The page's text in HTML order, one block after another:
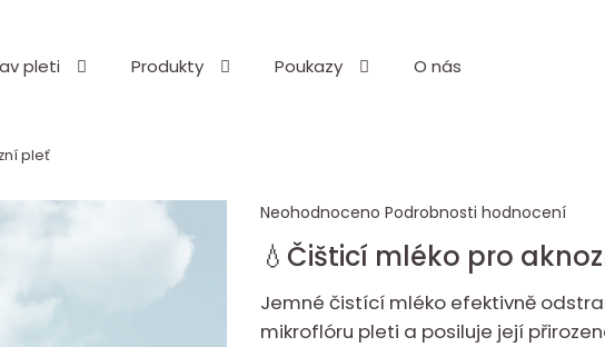
pleti Produkty Poukazy O nás
pleť
Průměrné
hodnocení
produktu
0,0
z
Neohodnoceno Podrobnosti hodnocení
💧Čišticí mléko pro
Jemné čistící mléko efektivně
mikroflóru pleti a posiluje její
Co potřebujete najít?